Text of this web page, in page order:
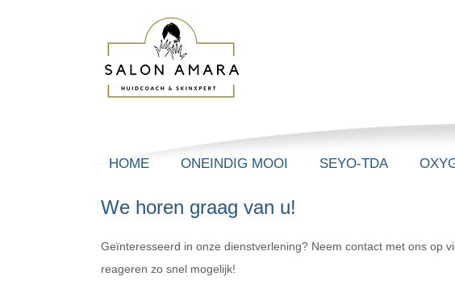
HOME ONEINDIG MOOI SEYO-TDA
We horen graag van u!
Geïnteresseerd in onze dienstverlening? Neem contact met ons op
reageren zo snel mogelijk!